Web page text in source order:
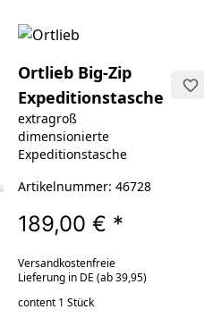
Ortlieb Big-Zip
Expeditionstasche
extragroß
dimensionierte
Expeditionstasche
Artikelnummer: 46728
189,00 € *
Versandkostenfreie
Lieferung in DE (ab 39,95)
content 1 Stück